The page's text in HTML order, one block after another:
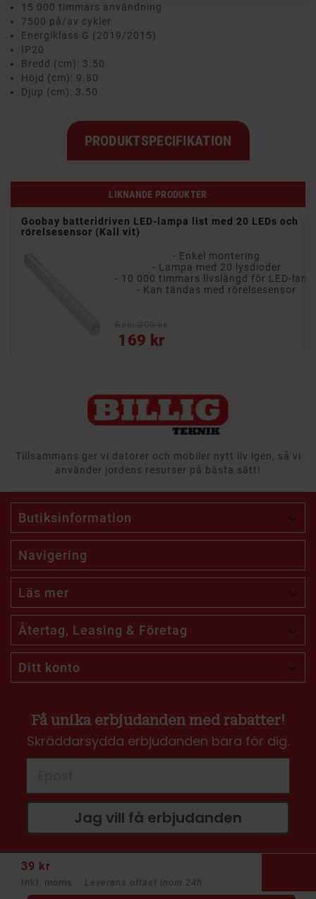
39 kr
Inkl. moms Leverans oftast inom 24h
15 000 timmars användning
7500 på/av cykler
Energiklass G (2019/2015)
IP20
Bredd (cm): 3.50
Höjd (cm): 9.80
Djup (cm): 3.50
PRODUKTSPECIFIKATION
LIKNANDE PRODUKTER
Goobay batteridriven LED-lampa list med 20 LEDs och
rörelsesensor (Kall vit)
- Enkel montering
- Lampa med 20 lysdioder
- Kan tändas med rörelsesensor
169 kr
Pris
Tillsammans ger vi datorer och mobiler nytt liv igen, så vi
använder jordens resurser på bästa sätt!
Butiksinformation 
Navigering
Läs mer 
Återtag, Leasing & Företag 
Ditt konto 
Få unika erbjudanden med rabatter!
Skräddarsydda erbjudanden bara för dig.
Jag vill få erbjudanden